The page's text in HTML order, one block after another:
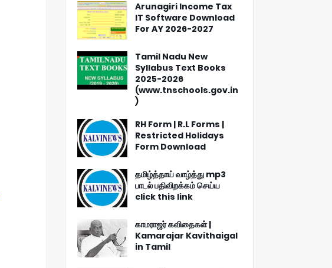
Arunagiri Income Tax
IT Software Download
For AY 2026-2027
Tamil Nadu New
Syllabus Text Books
2025-2026
(www.tnschools.gov.in
)
RH Form | R.L Forms |
Restricted Holidays
Form Download
தமிழ்த்தாய் வாழ்த்து mp3
பாடல் பதிவிறக்கம் செய்ய
click this link
காமராஜர் கவிதைகள் |
Kamarajar Kavithaigal
in Tamil